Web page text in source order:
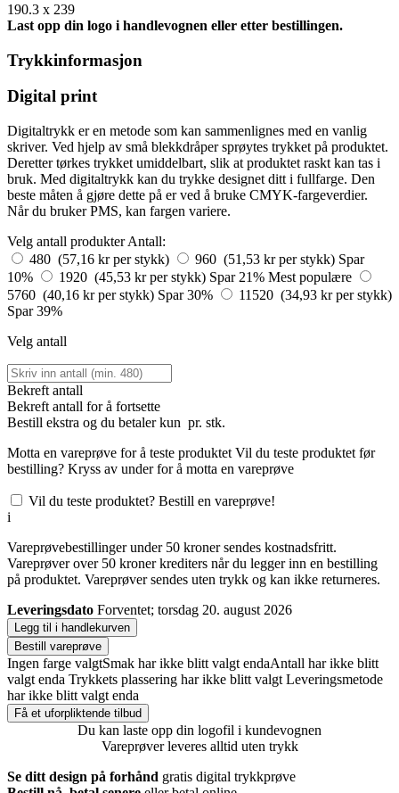
190.3 x 239
Last opp din logo i handlevognen eller etter bestillingen.
Trykkinformasjon
Digital print
Digitaltrykk er en metode som kan sammenlignes med en vanlig
skriver. Ved hjelp av små blekkdråper sprøytes trykket på produktet.
Deretter tørkes trykket umiddelbart, slik at produktet raskt kan tas i
bruk. Med digitaltrykk kan du trykke designet ditt i fullfarge. Den
beste måten å gjøre dette på er ved å bruke CMYK-fargeverdier.
Når du bruker PMS, kan fargen variere.
Velg antall produkter Antall:
480 (57,16 kr per stykk)
960 (51,53 kr per stykk) Spar
10%
1920 (45,53 kr per stykk) Spar 21% Mest populære
5760 (40,16 kr per stykk) Spar 30%
11520 (34,93 kr per stykk)
Spar 39%
Velg antall
Bekreft antall
Bekreft antall for å fortsette
Bestill ekstra og du betaler kun pr. stk.
Motta en vareprøve for å teste produktet Vil du teste produktet før
bestilling? Kryss av under for å motta en vareprøve
Vil du teste produktet? Bestill en vareprøve!
i
Vareprøvebestillinger under 50 kroner sendes kostnadsfritt.
Vareprøver over 50 kroner krediters når du legger inn en bestilling
på produktet. Vareprøver sendes uten trykk og kan ikke returneres.
Leveringsdato Forventet; torsdag 20. august 2026
Legg til i handlekurven
Bestill vareprøve
Ingen farge valgtSmak har ikke blitt valgt endaAntall har ikke blitt
valgt enda Trykkets plassering har ikke blitt valgt Leveringsmetode
har ikke blitt valgt enda
Få et uforpliktende tilbud
Du kan laste opp din logofil i kundevognen
Vareprøver leveres alltid uten trykk
Se ditt design på forhånd gratis digital trykkprøve